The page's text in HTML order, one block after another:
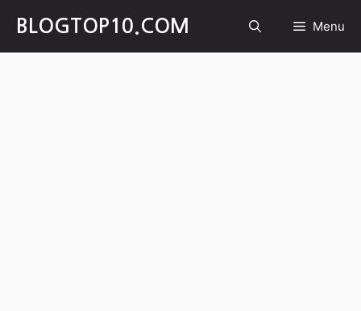
content
BLOGTOP10.COM Menu